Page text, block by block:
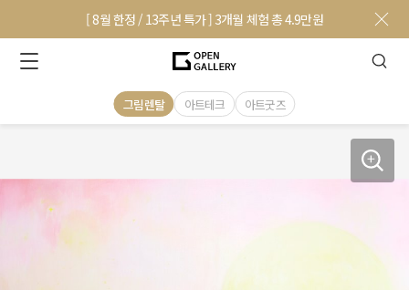
[ 8월 한정 / 13주년 특가 ] 3개월 체험 총 4.9만원
그림렌탈 아트테크 아트굿즈